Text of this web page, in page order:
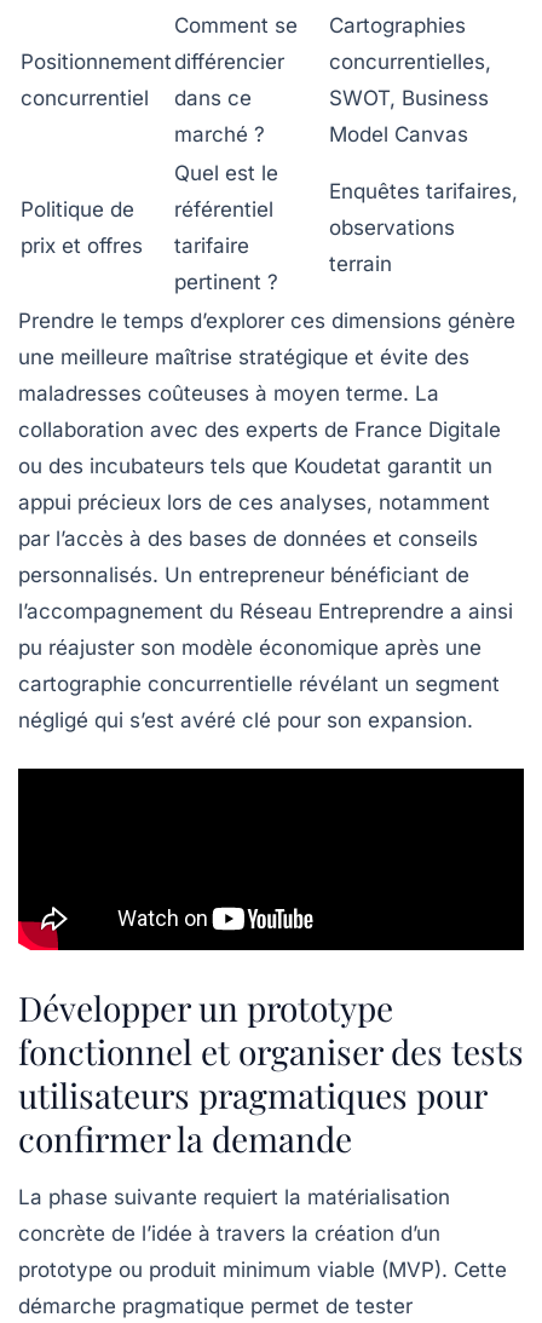
Positionnement
concurrentiel
Comment se
différencier
dans ce
marché ?
Cartographies
concurrentielles,
SWOT, Business
Model Canvas
Politique de
prix et offres
Quel est le
référentiel
tarifaire
pertinent ?
Enquêtes tarifaires,
observations
terrain
Prendre le temps d’explorer ces dimensions génère
une meilleure maîtrise stratégique et évite des
maladresses coûteuses à moyen terme. La
collaboration avec des experts de France Digitale
ou des incubateurs tels que Koudetat garantit un
appui précieux lors de ces analyses, notamment
par l’accès à des bases de données et conseils
personnalisés. Un entrepreneur bénéficiant de
l’accompagnement du Réseau Entreprendre a ainsi
pu réajuster son modèle économique après une
cartographie concurrentielle révélant un segment
négligé qui s’est avéré clé pour son expansion.
Développer un prototype
fonctionnel et organiser des tests
utilisateurs pragmatiques pour
confirmer la demande
La phase suivante requiert la matérialisation
concrète de l’idée à travers la création d’un
prototype ou produit minimum viable (MVP). Cette
démarche pragmatique permet de tester